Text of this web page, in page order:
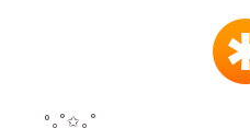
°｡˚✩｡˚